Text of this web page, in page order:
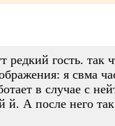
гость. так
я свма
в случае с
А после него